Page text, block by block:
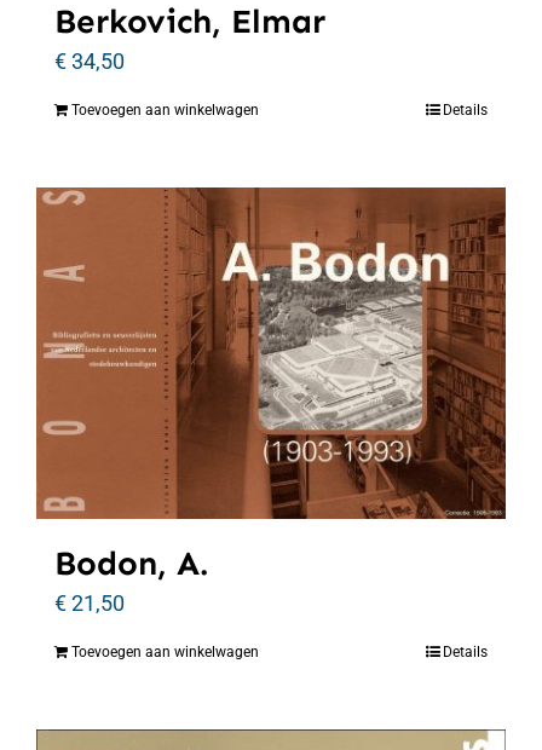
Berkovich, Elmar
€34,50
Toevoegen aan winkelwagen Details
Bodon, A.
€21,50
Toevoegen aan winkelwagen Details